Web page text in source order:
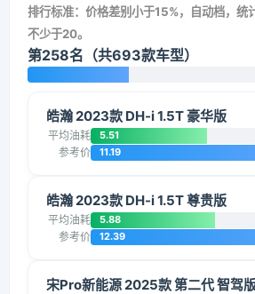
排行标准：价格差别小于15%，自动档，统
不少于20。
第258名（共693款车型）
皓瀚 2023款 DH-i 1.5T 豪华版
平均油耗 5.51
参考价 11.19
皓瀚 2023款 DH-i 1.5T 尊贵版
平均油耗 5.88
参考价 12.39
宋Pro新能源 2025款 第二代 智驾